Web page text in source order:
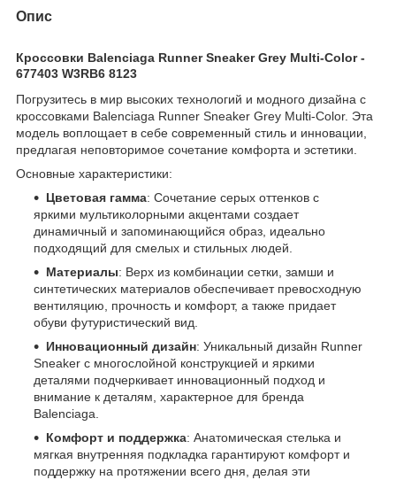
Опис
Кроссовки Balenciaga Runner Sneaker Grey Multi-Color -
677403 W3RB6 8123
Погрузитесь в мир высоких технологий и модного дизайна с
кроссовками Balenciaga Runner Sneaker Grey Multi-Color. Эта
модель воплощает в себе современный стиль и инновации,
предлагая неповторимое сочетание комфорта и эстетики.
Основные характеристики:
Цветовая гамма: Сочетание серых оттенков с
яркими мультиколорными акцентами создает
динамичный и запоминающийся образ, идеально
подходящий для смелых и стильных людей.
Материалы: Верх из комбинации сетки, замши и
синтетических материалов обеспечивает превосходную
вентиляцию, прочность и комфорт, а также придает
обуви футуристический вид.
Инновационный дизайн: Уникальный дизайн Runner
Sneaker с многослойной конструкцией и яркими
деталями подчеркивает инновационный подход и
внимание к деталям, характерное для бренда
Balenciaga.
Комфорт и поддержка: Анатомическая стелька и
мягкая внутренняя подкладка гарантируют комфорт и
поддержку на протяжении всего дня, делая эти